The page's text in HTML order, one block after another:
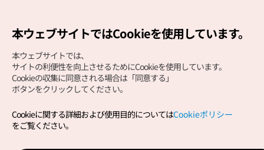
Copyright (c) Korea Tourism Organization All Rights
サイトエラー報告公式メール
本ウェブサイトではCookieを使用しています。
本ウェブサイトでは、
サイトの利便性を向上させるためにCookieを使用しています。
Cookieの収集に同意される場合は「同意する」
ボタンをクリックしてください。
Cookieに関する詳細および使用目的についてはCookieポリシー
をご覧ください。